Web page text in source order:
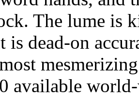
The lume is
is dead-on
available